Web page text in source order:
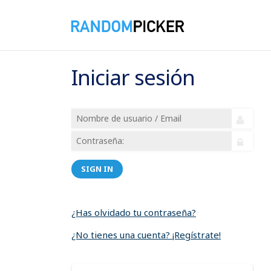
Iniciar sesión
SIGN IN
¿Has olvidado tu contraseña?
¿No tienes una cuenta? ¡Regístrate!